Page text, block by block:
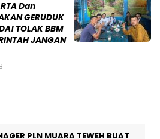
Dan
GERUDUK
TOLAK BBM
JANGAN
PLN MUARA TEWEH BUAT